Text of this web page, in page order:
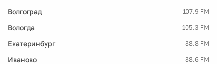
Волгоград 107.9 FM
Вологда 105.3 FM
Екатеринбург 88.8 FM
Иваново 88.6 FM